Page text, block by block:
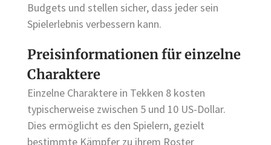
Budgets und stellen sicher, dass jeder sein
Spielerlebnis verbessern kann.
Preisinformationen für einzelne
Charaktere
Einzelne Charaktere in Tekken 8 kosten
typischerweise zwischen 5 und 10 US-Dollar.
Dies ermöglicht es den Spielern, gezielt
bestimmte Kämpfer zu ihrem Roster